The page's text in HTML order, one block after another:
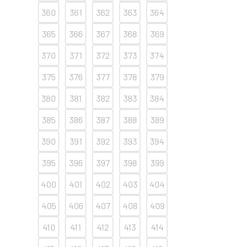
360
361 362 363
364
365
366 367 368
369
370
371 372 373
374
375
376 377 378
379
380
381 382 383
384
385
386 387 388
389
390
391 392 393
394
395
396 397 398
399
400
401 402 403
404
405
406 407 408
409
410
411 412 413
414